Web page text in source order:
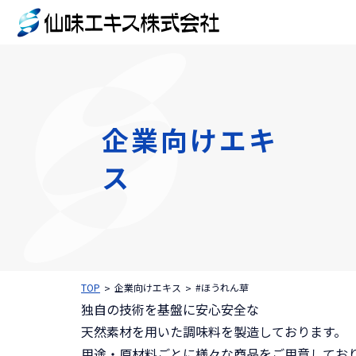
企業向けエキ
ス
TOP 企業向けエキス #ほうれん草
独自の技術を基盤に安心安全な
天然素材を用いた調味料を製造しております。